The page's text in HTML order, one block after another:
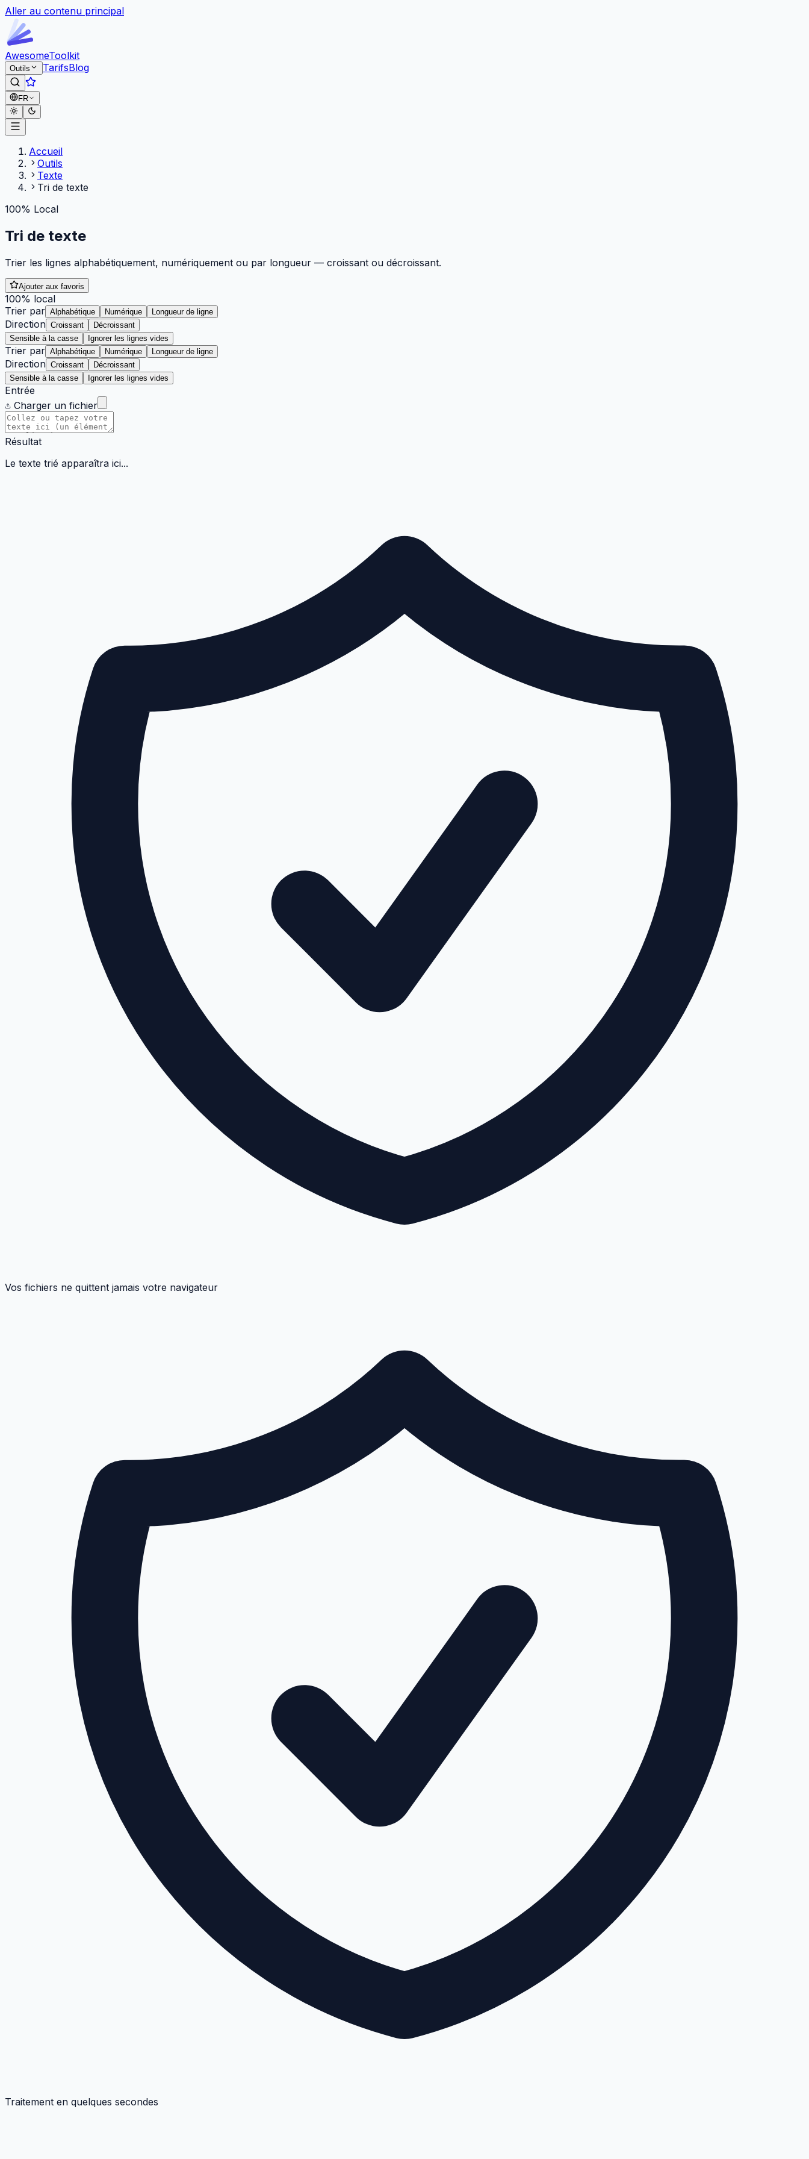
Aller au contenu principal
AwesomeToolkit
Outils TarifsBlog
FR
Accueil
Outils
Texte
Tri de texte
100% Local
Tri de texte
Trier les lignes alphabétiquement, numériquement ou par longueur — croissant ou décroissant.
Ajouter aux favoris
100% local
Trier par Alphabétique Numérique Longueur de ligne
Direction Croissant
Décroissant
Sensible à la casse
Ignorer les lignes vides
Trier par Alphabétique Numérique Longueur de ligne
Direction Croissant
Décroissant
Sensible à la casse
Ignorer les lignes vides
Entrée
Charger un fichier
Résultat
Le texte trié apparaîtra ici...
Vos fichiers ne quittent jamais votre navigateur
Traitement en quelques secondes